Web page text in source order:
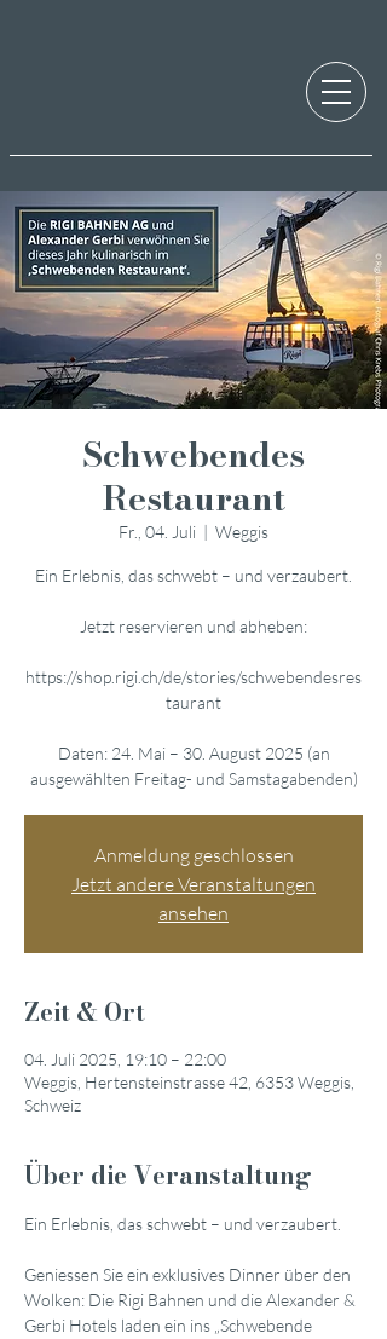
Schwebendes
Restaurant
Fr., 04. Juli
  |
Weggis
Ein Erlebnis, das schwebt – und verzaubert.
Jetzt reservieren und abheben:
https://shop.rigi.ch/de/stories/schwebendesres
taurant
Daten: 24. Mai – 30. August 2025 (an
ausgewählten Freitag- und Samstagabenden)
Anmeldung geschlossen
Jetzt andere Veranstaltungen
ansehen
Zeit & Ort
04. Juli 2025, 19:10 – 22:00
Weggis, Hertensteinstrasse 42, 6353 Weggis,
Schweiz
Über die Veranstaltung
Ein Erlebnis, das schwebt – und verzaubert.
Geniessen Sie ein exklusives Dinner über den
Wolken: Die Rigi Bahnen und die Alexander &
Gerbi Hotels laden ein ins „Schwebende